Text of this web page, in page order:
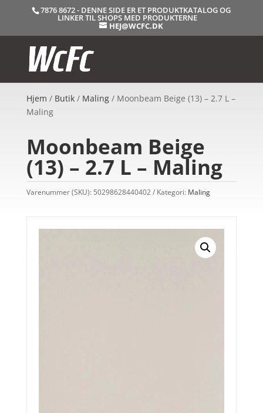
7876 8672 - DENNE SIDE ER ET PRODUKTKATALOG OG
LINKER TIL SHOPS MED PRODUKTERNE
HEJ@WCFC.DK
Hjem / Butik/ Maling/ Moonbeam Beige (13) – 2.7 L –
Maling
Moonbeam Beige
(13) – 2.7 L – Maling
Varenummer (SKU): 50298628440402 Kategori: Maling